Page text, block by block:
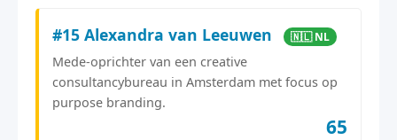
#15 Alexandra van Leeuwen 🇳🇱 NL
Mede-oprichter van een creative
consultancybureau in Amsterdam met focus op
purpose branding.
65